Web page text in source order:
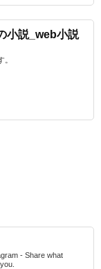
小説_web小説
。
- Share what